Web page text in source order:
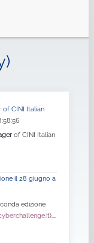
of CINI Italian
of CINI Italian
il 28 giugno a
edizione
)....